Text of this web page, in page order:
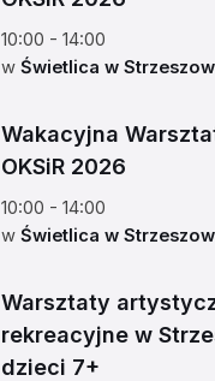
10:00 - 14:00
w Świetlica w
Wakacyjna
OKSiR 2026
10:00 - 14:00
w Świetlica w
Warsztaty
rekreacyjne w
dzieci 7+